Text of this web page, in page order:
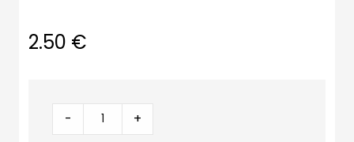
2.50 €
Perėjimas
į
- +